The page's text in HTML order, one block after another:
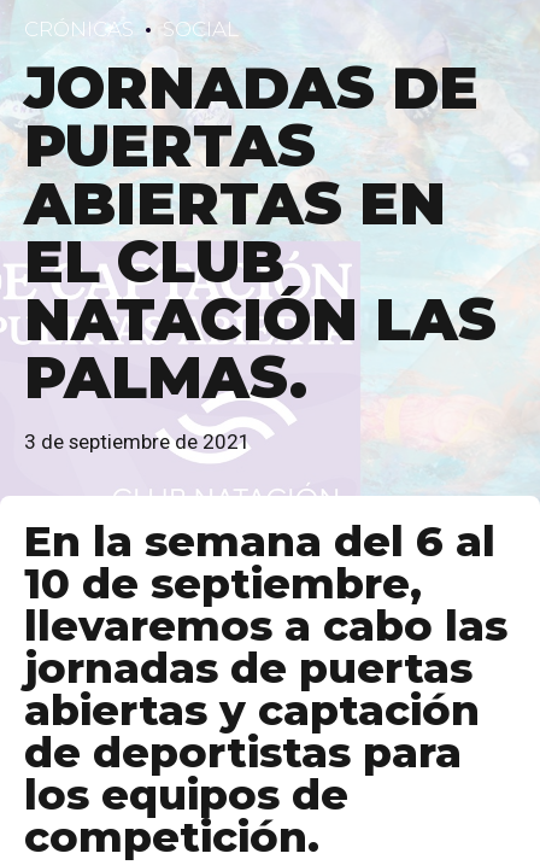
CRÓNICAS SOCIAL
JORNADAS DE
PUERTAS
ABIERTAS EN
EL CLUB
NATACIÓN LAS
PALMAS.
3 de septiembre de 2021
En la semana del 6 al
10 de septiembre,
llevaremos a cabo las
jornadas de puertas
abiertas y captación
de deportistas para
los equipos de
competición.